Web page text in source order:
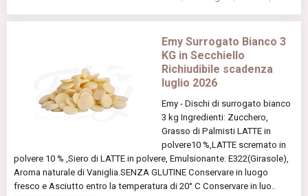
Emy Surrogato Bianco 3
KG in Secchiello
Richiudibile scadenza
luglio 2026
Emy - Dischi di surrogato bianco
3 kg Ingredienti: Zucchero,
Grasso di Palmisti LATTE in
polvere10 %,LATTE scremato in
polvere 10 % ,Siero di LATTE in polvere, Emulsionante: E322(Girasole),
Aroma naturale di Vaniglia.SENZA GLUTINE Conservare in luogo
fresco e Asciutto entro la temperatura di 20° C Conservare in luo..